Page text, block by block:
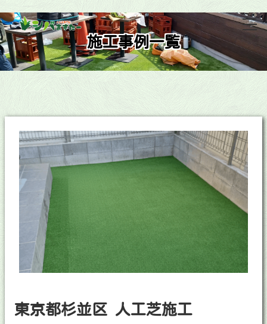
施工事例一覧
東京都杉並区 人工芝施工